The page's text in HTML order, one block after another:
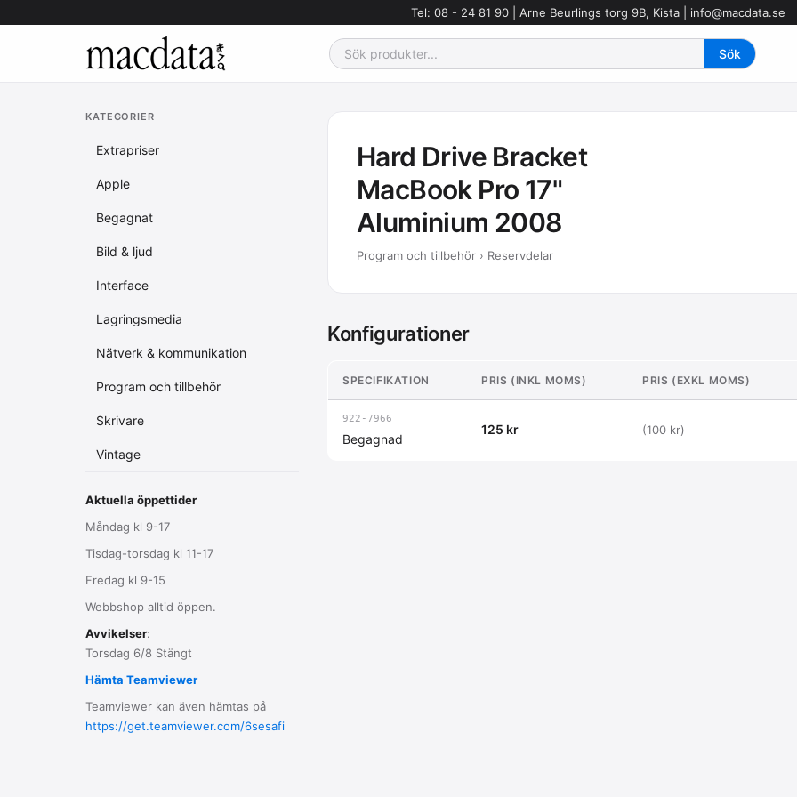
Tel: 08 - 24 81 90 | Arne Beurlings torg 9B, Kista | info@macdata.se
KATEGORIER
Extrapriser
Apple
Begagnat
Bild & ljud
Interface
Lagringsmedia
Nätverk & kommunikation
Program och tillbehör
Skrivare
Vintage
Aktuella öppettider
Måndag kl 9-17
Tisdag-torsdag kl 11-17
Fredag kl 9-15
Webbshop alltid öppen.
Avvikelser:
Torsdag 6/8 Stängt
Hämta Teamviewer
Teamviewer kan även hämtas på
https://get.teamviewer.com/6sesafi
Hard Drive Bracket
MacBook Pro 17"
Aluminium 2008
Program och tillbehör › Reservdelar
Konfigurationer
SPECIFIKATION PRIS (INKL MOMS) PRIS (EXKL MOMS)
922-7966
Begagnad
125 kr (100 kr)